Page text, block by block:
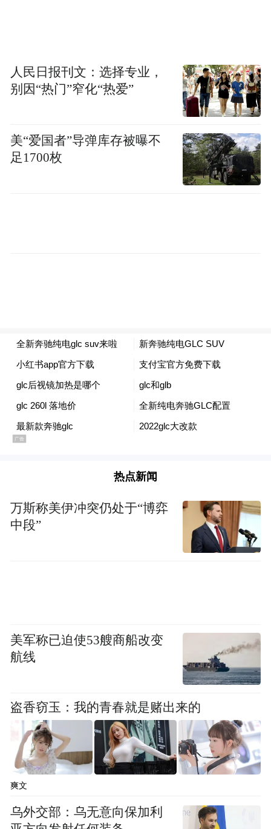
如此集中地灌注于其核心销量支柱之上。全
新纯电GLC SUV从设计、智能、安全、舒适
体验，每一个话题都围绕着“全面”展开，这
是奔驰向市场发出的宣告：真正的豪华电动
车，必须面面俱到。
以奔驰标准破局 安全是不容商量的基石
在行业热衷于比较屏幕尺寸和芯片算力时，
奔驰选择将安全作为最核心的传播课题。这
恰恰击中成熟用户最深层的购车焦虑：现在
的电动车，真的够安全吗？
全新纯电GLC SUV以一系列数字筑起了坚固
人民日报刊文：选择专业，
别因“热门”窄化“热爱”
美“爱国者”导弹库存被曝不
足1700枚
热点新闻
万斯称美伊冲突仍处于“博弈
中段”
美军称已迫使53艘商船改变
航线
盗香窃玉：我的青春就是赌出来的
爽文
乌外交部：乌无意向保加利